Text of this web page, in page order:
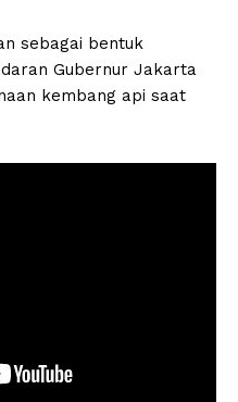
sebagai bentuk
Gubernur Jakarta
kembang api saat